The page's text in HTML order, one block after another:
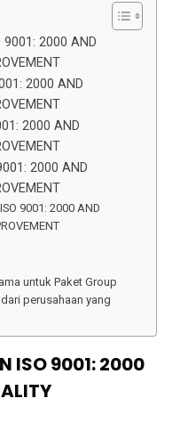
9001: 2000 AND
2000 AND
2000 AND
2000 AND
9001: 2000 AND
untuk Paket Group
perusahaan yang
ISO 9001: 2000